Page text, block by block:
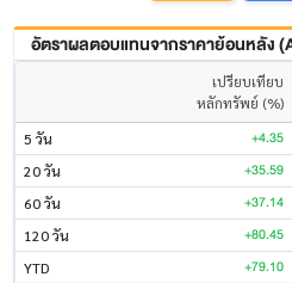
อัตราผลตอบแทนจากราคาย้อนหลัง
เปรียบเทียบ
หลักทรัพย์ (%)
5 วัน
+4.35
20 วัน +35.59
60 วัน +37.14
120 วัน +80.45
YTD +79.10